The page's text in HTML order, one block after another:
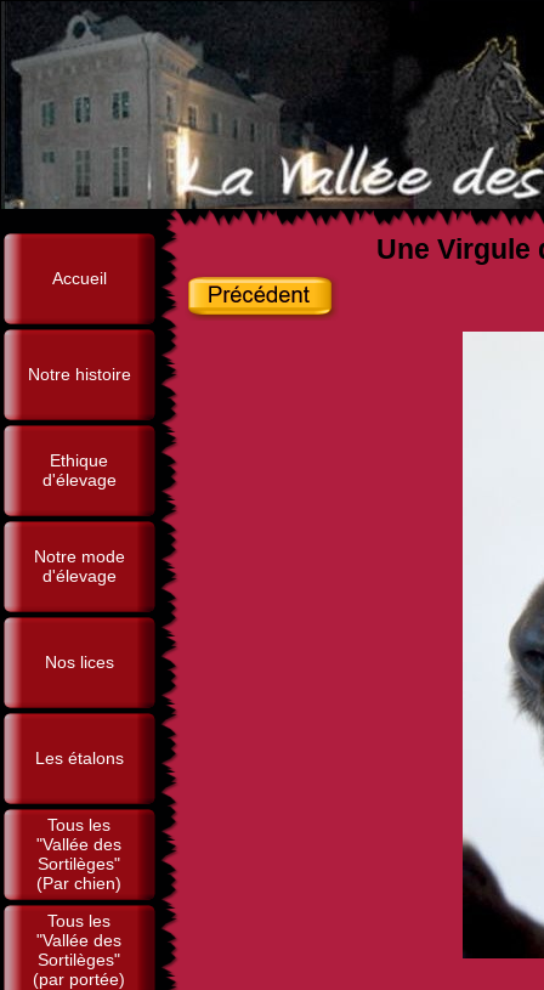
Accueil
Notre histoire
Ethique
d'élevage
Notre mode
d'élevage
Nos lices
Les étalons
Tous les
"Vallée des
Sortilèges"
(Par chien)
Tous les
"Vallée des
Sortilèges"
(par portée)
Une Virgule